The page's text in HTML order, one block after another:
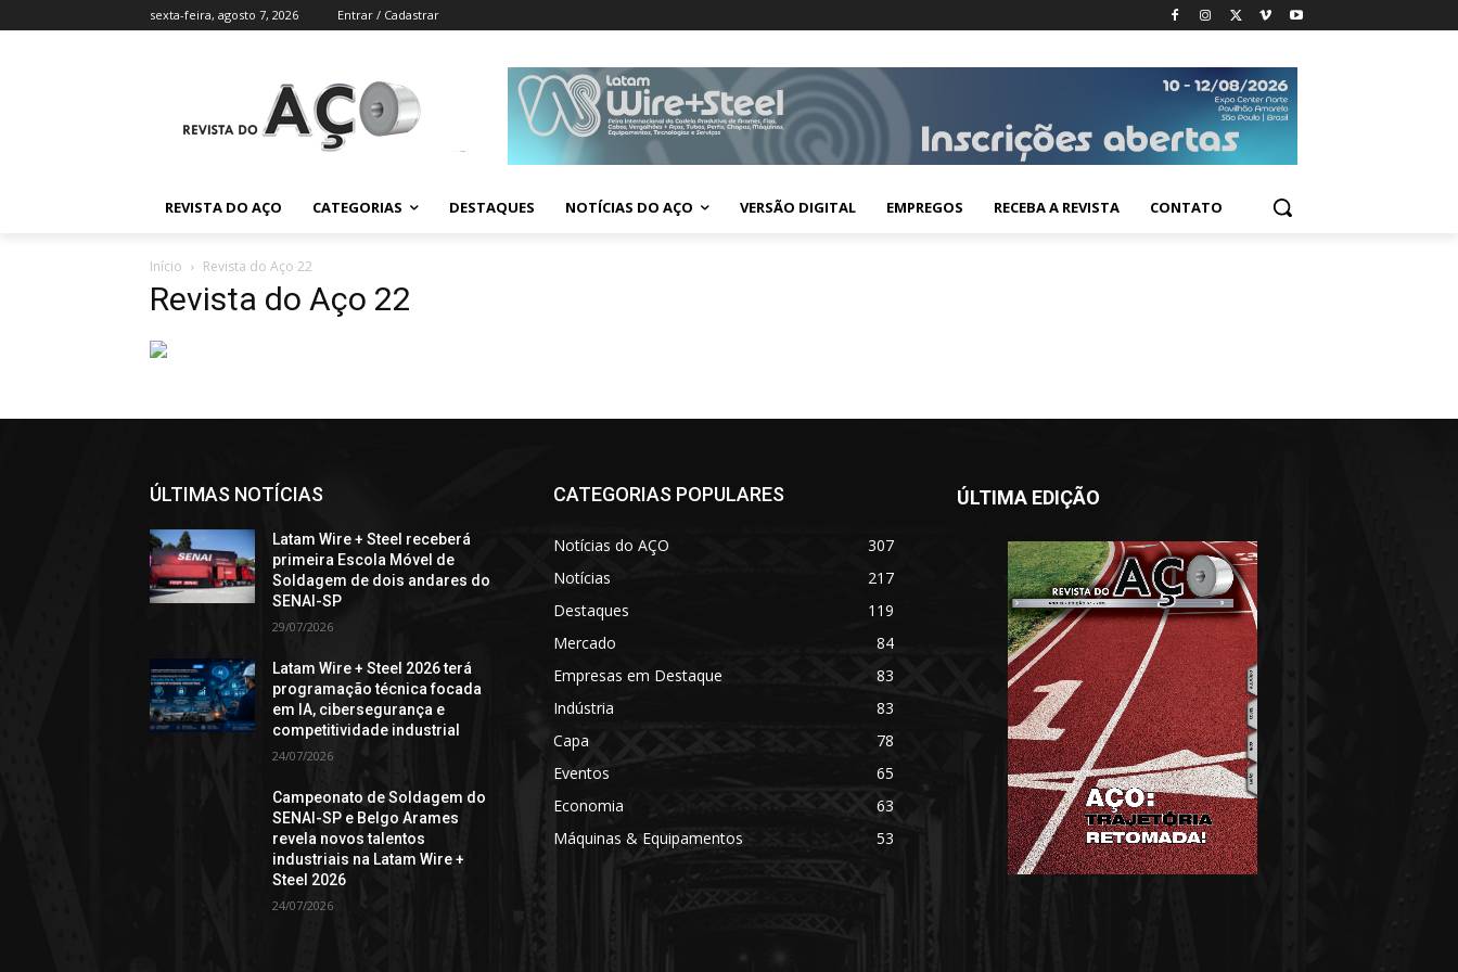
sexta-feira, agosto 7, 2026 Entrar / Cadastrar
REVISTA DO AÇO CATEGORIAS DESTAQUES NOTÍCIAS DO AÇO VERSÃO DIGITAL EMPREGOS RECEBA A REVISTA CONTATO
Início Revista do Aço 22
Revista do Aço 22
ÚLTIMAS NOTÍCIAS
Latam Wire + Steel receberá
primeira Escola Móvel de
Soldagem de dois andares do
SENAI-SP
29/07/2026
Latam Wire + Steel 2026 terá
programação técnica focada
em IA, cibersegurança e
competitividade industrial
24/07/2026
Campeonato de Soldagem do
SENAI-SP e Belgo Arames
revela novos talentos
industriais na Latam Wire +
Steel 2026
24/07/2026
CATEGORIAS POPULARES
Notícias do AÇO
307
Notícias
217
Destaques
119
Mercado
84
Empresas em Destaque
83
Indústria
83
Capa
78
Eventos
65
Economia
63
Máquinas & Equipamentos
53
ÚLTIMA EDIÇÃO